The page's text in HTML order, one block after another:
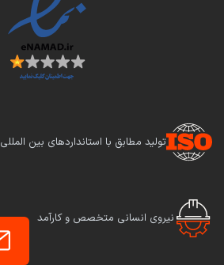
تولید مطابق با استانداردهای بین المللی
نیروی انسانی متخصص و کارآمد